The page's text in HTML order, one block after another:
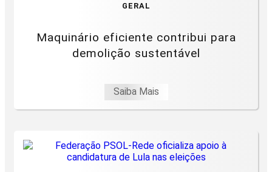
GERAL
Maquinário eficiente contribui para
demolição sustentável
Saiba Mais